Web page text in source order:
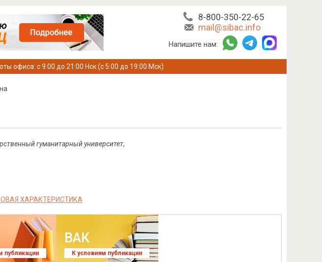
8-800-350-22-65
mail@sibac.info
Напишите нам:
офиса: с 9:00 до 21:00 Нск (с 5:00 до 19:00 Мск)
гуманитарный университет,
ХАРАКТЕРИСТИКА
публикации
ВАК
К условиям публикации